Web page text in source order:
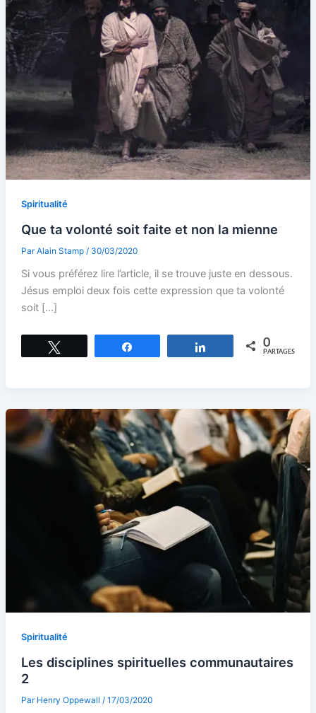
Spiritualité
Que ta volonté soit faite et non la mienne
Par Alain Stamp / 30/03/2020
Si vous préférez lire l’article, il se trouve juste en dessous.
Jésus emploi deux fois cette expression que ta volonté
soit […]
Partagez 0
PARTAGES
Spiritualité
Les disciplines spirituelles communautaires
2
Par Henry Oppewall / 17/03/2020